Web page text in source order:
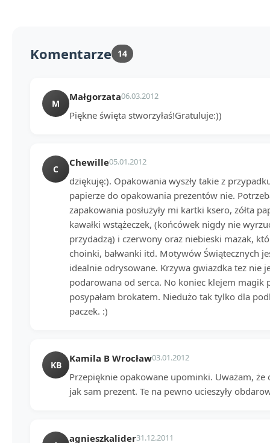
Komentarze 14
M
Małgorzata06.03.2012
Piękne święta stworzyłaś!Gratuluje:))
C
Chewille05.01.2012
dziękuję:). Opakowania wyszły takie z
papierze do opakowania prezentów nie.
zapakowania posłużyły mi kartki ksero, zółta
kawałki wstążeczek, (końcówek nigdy nie
przydadzą) i czerwony oraz niebieski mazak,
choinki, bałwanki itd. Motywów Świątecznych
idealnie odrysowane. Krzywa gwiazdka tez nie
podarowana od serca. No koniec klejem magik
posypałam brokatem. Niedużo tak tylko dla
paczek. :)
KB
Kamila B Wrocław03.01.2012
Przepięknie opakowane upominki. Uważam,
jak sam prezent. Te na pewno ucieszyły
agnieszkalider31.12.2011